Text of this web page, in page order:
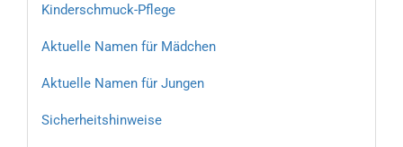
Kinderschmuck-Pflege
Aktuelle Namen für Mädchen
Aktuelle Namen für Jungen
Sicherheitshinweise